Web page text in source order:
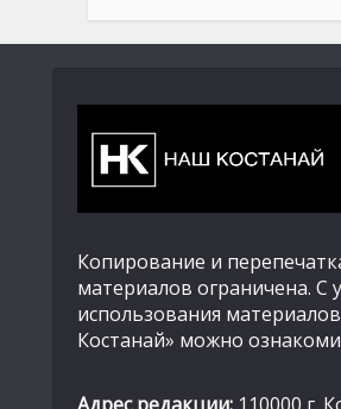
Копирование и
материалов ограничена. С
использования
Костанай» можно